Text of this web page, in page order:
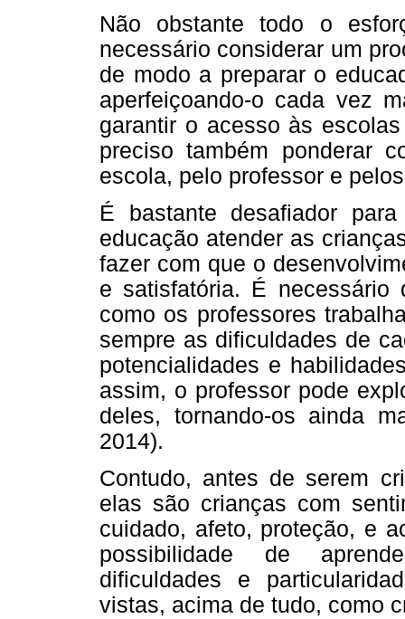
Não obstante todo o
necessário considerar um
de modo a preparar o
aperfeiçoando-o cada vez
garantir o acesso às
preciso também ponderar
escola, pelo professor e
É bastante desafiador
educação atender as
fazer com que o
e satisfatória. É necessário
como os professores
sempre as dificuldades de
potencialidades e
assim, o professor pode
deles, tornando-os ainda
2014).
Contudo, antes de serem
elas são crianças com
cuidado, afeto, proteção, e
possibilidade de
dificuldades e
vistas, acima de tudo, como